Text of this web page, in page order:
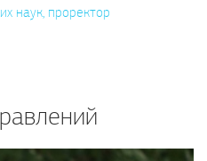
наук, проректор